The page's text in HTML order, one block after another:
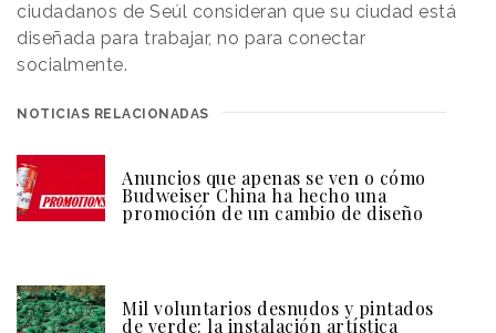
ciudadanos de Seúl consideran que su ciudad está
diseñada para trabajar, no para conectar
socialmente.
NOTICIAS RELACIONADAS
Anuncios que apenas se ven o cómo
Budweiser China ha hecho una
promoción de un cambio de diseño
Mil voluntarios desnudos y pintados
de verde: la instalación artística